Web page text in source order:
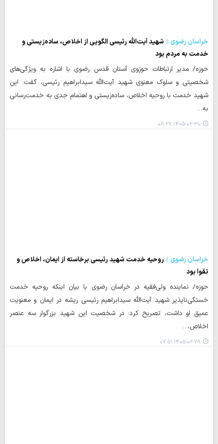
خراسان رضوی
شهید آیت‌الله رئیسی الگویی از اخلاص، ساده‌زیستی و
خدمت به مردم بود
حوزه/ مدیر ارتباطات حوزوی آستان قدس رضوی با اشاره به ویژگی‌های
شخصیتی و سلوک معنوی شهید آیت‌الله سیدابراهیم رئیسی، گفت: این
شهید خدمت با روحیه اخلاص، ساده‌زیستی و اهتمام جدی به خدمت‌رسانی
به…
۱۴۰۵-۰۲-۳۰ ۰۸:۲۷
خراسان رضوی
روحیه خدمت شهید رئیسی برخاسته از ایمان، اخلاص و
تقوا بود
حوزه/ نماینده ولی‌فقیه در خراسان رضوی با بیان اینکه روحیه خدمت
خستگی‌ناپذیر شهید آیت‌الله سیدابراهیم رئیسی ریشه در ایمان و معنویت
عمیق او داشت، تصریح کرد: در شخصیت این شهید بزرگوار سه عنصر
اخلاص،…
۱۴۰۵-۰۲-۲۸ ۰۷:۵۱